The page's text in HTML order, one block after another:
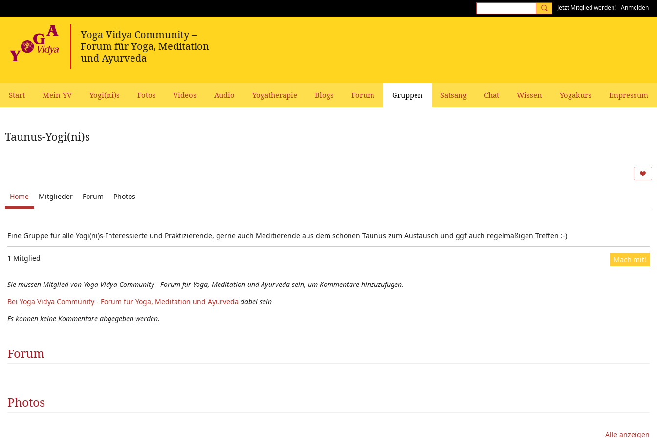
Jetzt Mitglied werden! Anmelden
Start Mein YV Yogi(ni)s Fotos Videos Audio Yogatherapie Blogs Forum Gruppen Satsang Chat Wissen Yogakurs Impressum
Taunus-Yogi(ni)s
Home Mitglieder Forum Photos
Eine Gruppe für alle Yogi(ni)s-Interessierte und Praktizierende, gerne auch Meditierende aus dem schönen Taunus zum Austausch und ggf auch regelmäßigen Treffen :-)
1 Mitglied Mach mit!
Sie müssen Mitglied von Yoga Vidya Community - Forum für Yoga, Meditation und Ayurveda sein, um Kommentare hinzuzufügen.
Bei Yoga Vidya Community - Forum für Yoga, Meditation und Ayurveda dabei sein
Es können keine Kommentare abgegeben werden.
Forum
Photos
Alle anzeigen